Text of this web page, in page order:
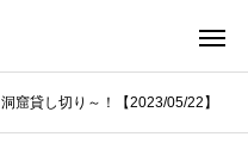
洞窟貸し切り～！【2023/05/22】